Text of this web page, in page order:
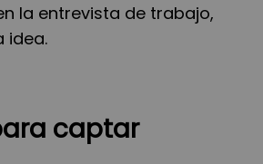
la entrevista de trabajo,
idea.
captar